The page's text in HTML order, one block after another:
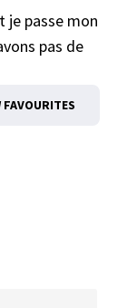
je passe mon
pas de
FAVOURITES